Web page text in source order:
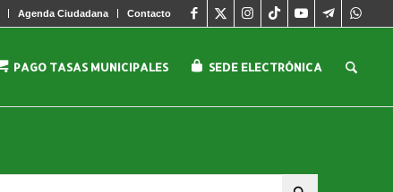
Agenda Ciudadana Contacto
PAGO TASAS MUNICIPALES SEDE ELECTRÓNICA